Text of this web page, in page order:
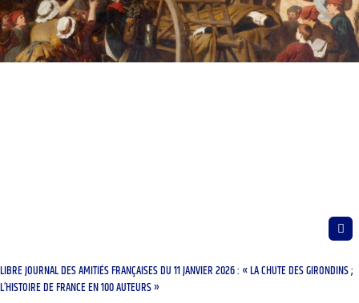
LIBRE JOURNAL DES AMITIÉS FRANÇAISES DU 11 JANVIER 2026 : « LA CHUTE DES GIRONDINS ;
L’HISTOIRE DE FRANCE EN 100 AUTEURS »